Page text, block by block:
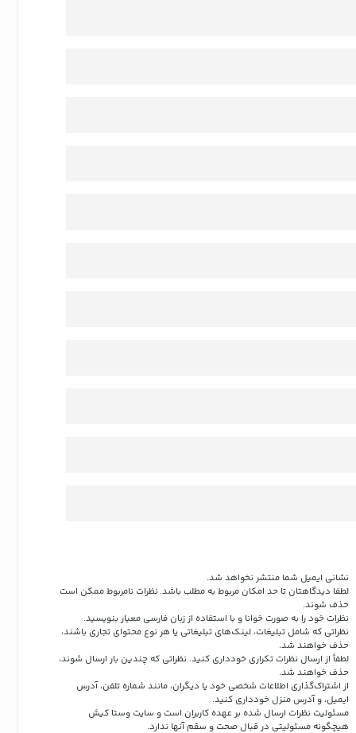
نشانی ایمیل شما منتشر نخواهد شد.
لطفا دیدگاهتان تا حد امکان مربوط به مطلب باشد. نظرات نامربوط ممکن است
حذف شوند.
نظرات خود را به صورت خوانا و با استفاده از زبان فارسی معیار بنویسید.
نظراتی که شامل تبلیغات، لینک‌های تبلیغاتی یا هر نوع محتوای تجاری باشند،
حذف خواهند شد.
لطفاً از ارسال نظرات تکراری خودداری کنید. نظراتی که چندین بار ارسال شوند،
حذف خواهند شد.
از اشتراک‌گذاری اطلاعات شخصی خود یا دیگران، مانند شماره تلفن، آدرس
ایمیل، و آدرس منزل خودداری کنید.
مسئولیت نظرات ارسال شده بر عهده کاربران است و سایت وستا کیش
هیچگونه مسئولیتی در قبال صحت و سقم آنها ندارد.